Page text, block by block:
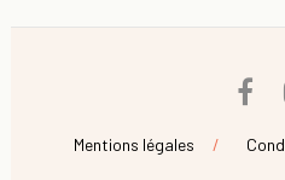
Mentions légales